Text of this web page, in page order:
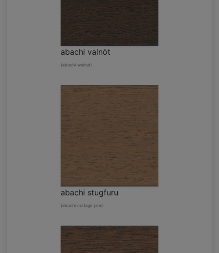
abachi valnöt
(abachi walnut)
abachi stugfuru
(abachi cottage pine)